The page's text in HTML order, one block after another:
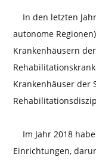
In den letzten
autonome
Krankenhäusern
Krankenhäuser der
Im Jahr 2018
Einrichtungen,